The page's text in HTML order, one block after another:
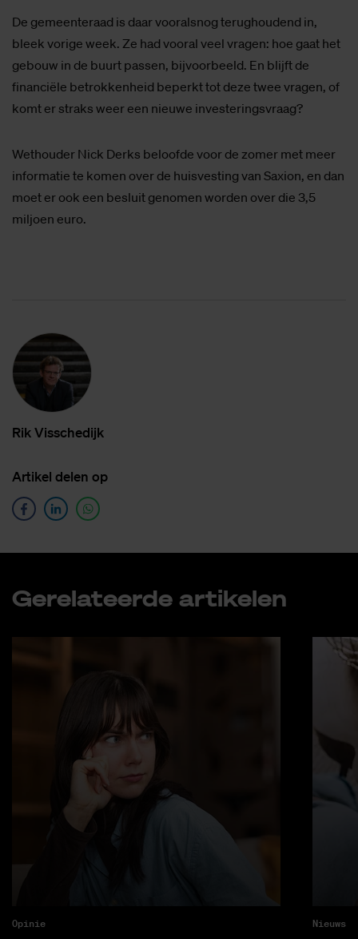
De gemeenteraad is daar vooralsnog terughoudend in,
bleek vorige week. Ze had vooral veel vragen: hoe gaat het
gebouw in de buurt passen, bijvoorbeeld. En blijft de
financiële betrokkenheid beperkt tot deze twee vragen, of
komt er straks weer een nieuwe investeringsvraag?
Wethouder Nick Derks beloofde voor de zomer met meer
informatie te komen over de huisvesting van Saxion, en dan
moet er ook een besluit genomen worden over die 3,5
miljoen euro.
Rik Vis­sche­dijk
Ar­ti­kel de­len op
Ge­re­la­teer­de ar­ti­ke­len
Opinie Nieuws